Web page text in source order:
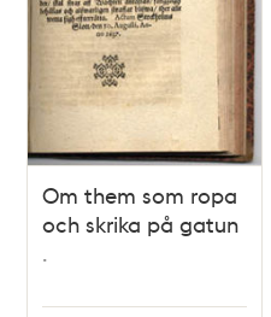
Om them som ropa
och skrika på gatun
.